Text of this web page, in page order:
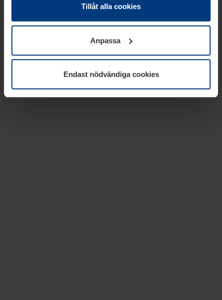
absolut nödvändiga för driften av den här webbplatsen.
godkännande kan du när som helst ändra eller återkalla i
informationen om kakor underDataskyddsförklaring
vår webbplats.
Tillåt alla cookies
Anpassa
Endast nödvändiga cookies